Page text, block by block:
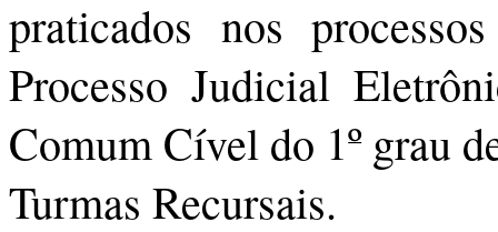
praticados nos
Processo Judicial
Comum Cível do 1º grau
Turmas Recursais.